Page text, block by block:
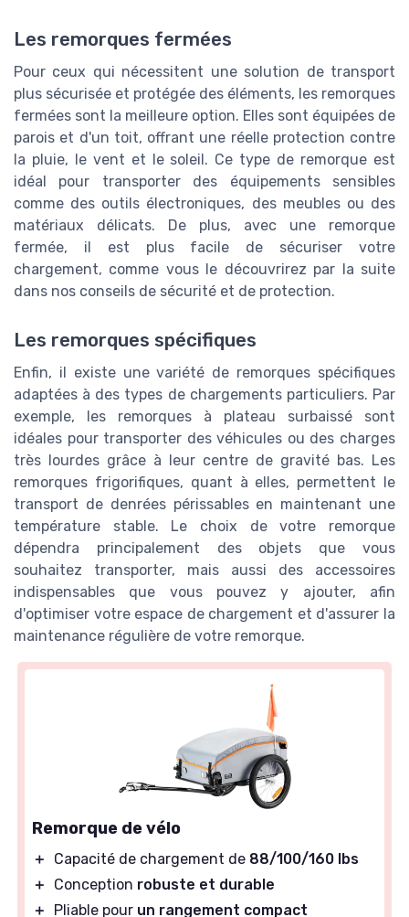
Les remorques fermées
Pour ceux qui nécessitent une solution de transport
plus sécurisée et protégée des éléments, les remorques
fermées sont la meilleure option. Elles sont équipées de
parois et d'un toit, offrant une réelle protection contre
la pluie, le vent et le soleil. Ce type de remorque est
idéal pour transporter des équipements sensibles
comme des outils électroniques, des meubles ou des
matériaux délicats. De plus, avec une remorque
fermée, il est plus facile de sécuriser votre
chargement, comme vous le découvrirez par la suite
dans nos conseils de sécurité et de protection.
Les remorques spécifiques
Enfin, il existe une variété de remorques spécifiques
adaptées à des types de chargements particuliers. Par
exemple, les remorques à plateau surbaissé sont
idéales pour transporter des véhicules ou des charges
très lourdes grâce à leur centre de gravité bas. Les
remorques frigorifiques, quant à elles, permettent le
transport de denrées périssables en maintenant une
température stable. Le choix de votre remorque
dépendra principalement des objets que vous
souhaitez transporter, mais aussi des accessoires
indispensables que vous pouvez y ajouter, afin
d'optimiser votre espace de chargement et d'assurer la
maintenance régulière de votre remorque.
Remorque de vélo
＋ Capacité de chargement de 88/100/160 lbs
＋
Conception robuste et durable
＋
Pliable pour un rangement compact